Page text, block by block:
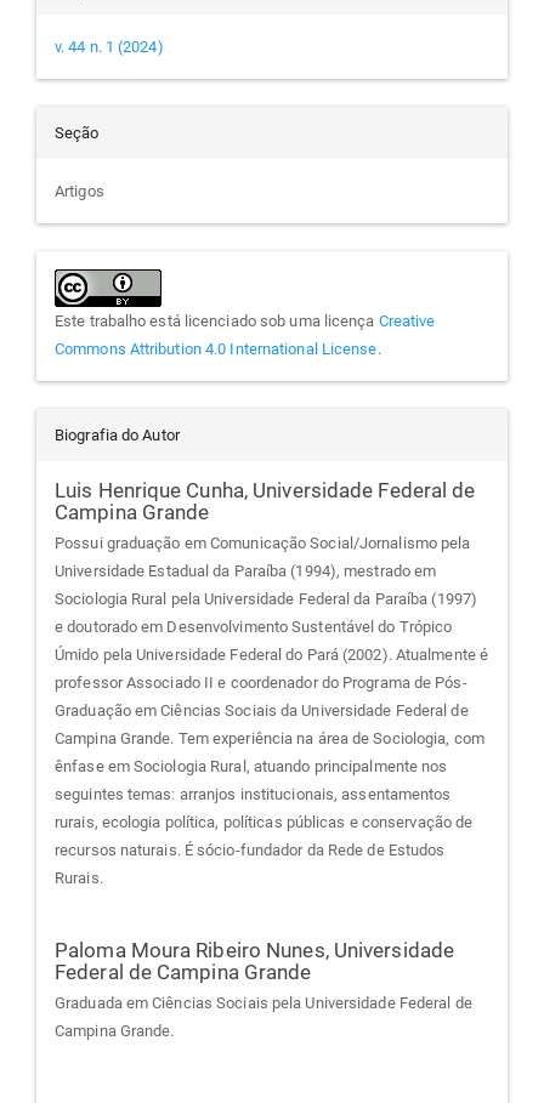
v. 44 n. 1 (2024)
Seção
Artigos
Este trabalho está licenciado sob uma licença Creative
Commons Attribution 4.0 International License.
Biografia do Autor
Luis Henrique Cunha, Universidade Federal de
Campina Grande
Possui graduação em Comunicação Social/Jornalismo pela
Universidade Estadual da Paraíba (1994), mestrado em
Sociologia Rural pela Universidade Federal da Paraíba (1997)
e doutorado em Desenvolvimento Sustentável do Trópico
Úmido pela Universidade Federal do Pará (2002). Atualmente é
professor Associado II e coordenador do Programa de Pós-
Graduação em Ciências Sociais da Universidade Federal de
Campina Grande. Tem experiência na área de Sociologia, com
ênfase em Sociologia Rural, atuando principalmente nos
seguintes temas: arranjos institucionais, assentamentos
rurais, ecologia política, políticas públicas e conservação de
recursos naturais. É sócio-fundador da Rede de Estudos
Rurais.
Paloma Moura Ribeiro Nunes, Universidade
Federal de Campina Grande
Graduada em Ciências Sociais pela Universidade Federal de
Campina Grande.